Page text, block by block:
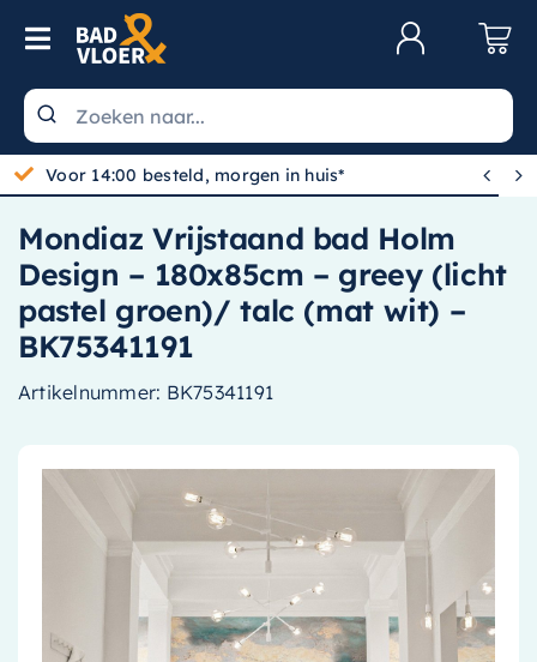
Skip to content
Toggle Navigation
Wastafels
Toiletten
Spiegels
Kranen
Douche
Badkamermeubels
Radiatoren
Accessoires
Installatiemateriaal
Klimaatbeheersing
Gratis bezorgd vanaf 100,-
 
Mondiaz Vrijstaand bad Holm
Design – 180x85cm – greey (licht
pastel groen)/ talc (mat wit) –
BK75341191
Artikelnummer: BK75341191